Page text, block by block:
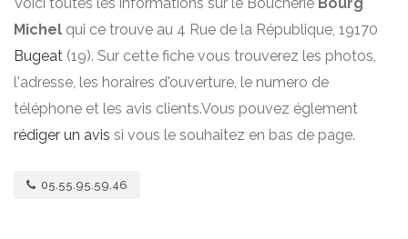
Michel qui ce trouve au 4 Rue de la République, 19170
Bugeat (19). Sur cette fiche vous trouverez les photos,
l'adresse, les horaires d'ouverture, le numero de
téléphone et les avis clients.Vous pouvez églement
rédiger un avis si vous le souhaitez en bas de page.
05.55.95.59.46